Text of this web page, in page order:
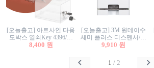
[오늘출고] 아트사인 다용
도박스 열쇠Key 4396/투
표함/건의함/모금함/응모
8,400 원
[오늘출고] 3M 원데이수
세미 플러스 디스펜서/소
프트수세미5매+강력수세
9,910 원
1 / 2